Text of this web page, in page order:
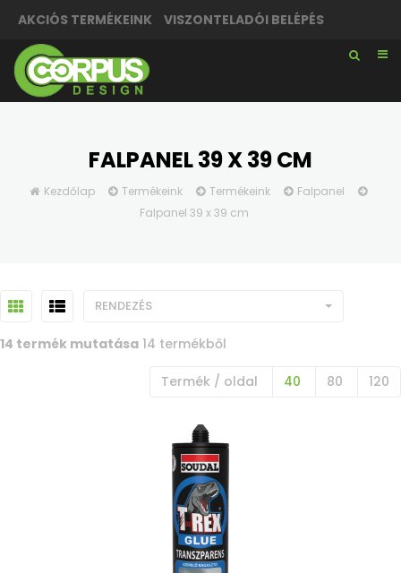
AKCIÓS TERMÉKEINK VISZONTELADÓI BELÉPÉS
FALPANEL 39 X 39 CM
Kezdőlap Termékeink Termékeink
Falpanel
Falpanel 39 x 39 cm
RENDEZÉS
14 termék mutatása 14 termékből
Termék / oldal 40 80 120